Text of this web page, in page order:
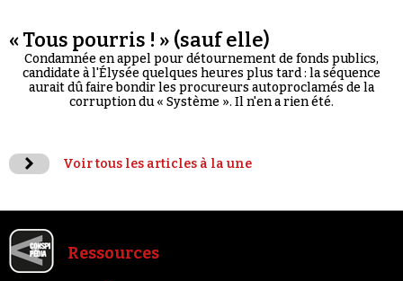
« Tous pourris ! » (sauf elle)
Condamnée en appel pour détournement de fonds publics,
candidate à l'Élysée quelques heures plus tard : la séquence
aurait dû faire bondir les procureurs autoproclamés de la
corruption du « Système ». Il n'en a rien été.
Voir tous les articles à la une
Ressources